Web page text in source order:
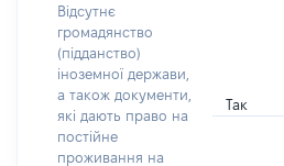
Відсутнє
громадянство
(підданство)
іноземної держави,
а також документи,
які дають право на
постійне
проживання на
Так